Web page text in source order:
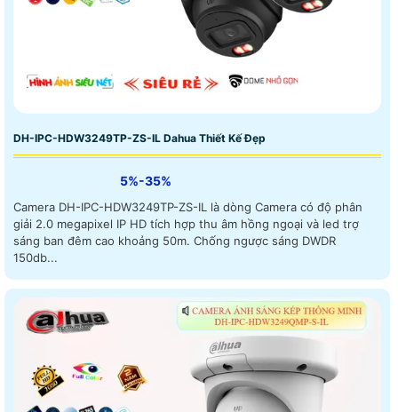
DH-IPC-HDW3249TP-ZS-IL Dahua Thiết Kế Đẹp
5%-35%
Camera DH-IPC-HDW3249TP-ZS-IL là dòng Camera có độ phân
giải 2.0 megapixel IP HD tích hợp thu âm hồng ngoại và led trợ
sáng ban đêm cao khoảng 50m. Chống ngược sáng DWDR
150db...